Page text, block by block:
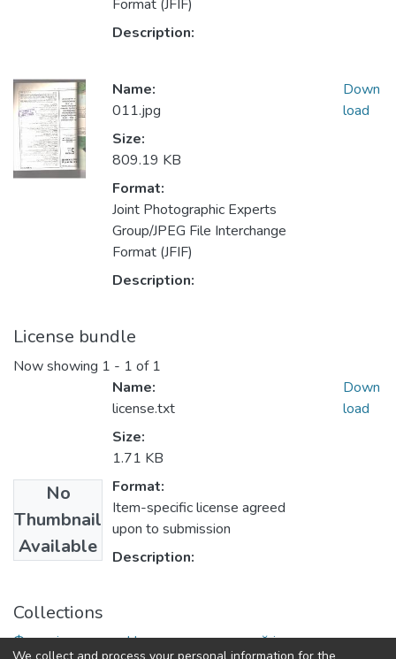
Format (JFIF)
Description:
Name:
011.jpg
Size:
809.19 KB
Format:
Joint Photographic Experts
Group/JPEG File Interchange
Format (JFIF)
Description:
Down
load
License bundle
Now showing 1 - 1 of 1
No
Thumbnail
Available
Name:
license.txt
Size:
1.71 KB
Format:
Item-specific license agreed
upon to submission
Description:
Down
load
Collections
Фахові видання. Навчально-науковий інститут